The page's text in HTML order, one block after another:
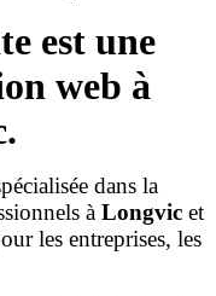
est une
web à
dans la
à Longvic et
les entreprises, les